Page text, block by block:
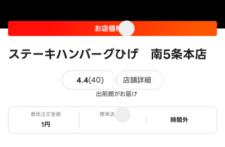
ステーキハンバーグひげ 南5条本店
お店価格
4.4(40)40件のレビュー
店舗詳細
出前館がお届け
最低注文金額
1円
標準送料
ステータス
時間外